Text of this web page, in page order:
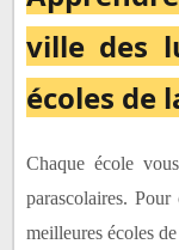
Options de
2- France
3- Etudes
5- Étudiez
de français
ville des
écoles de
Chaque école
parascolaires. Pour
meilleures écoles